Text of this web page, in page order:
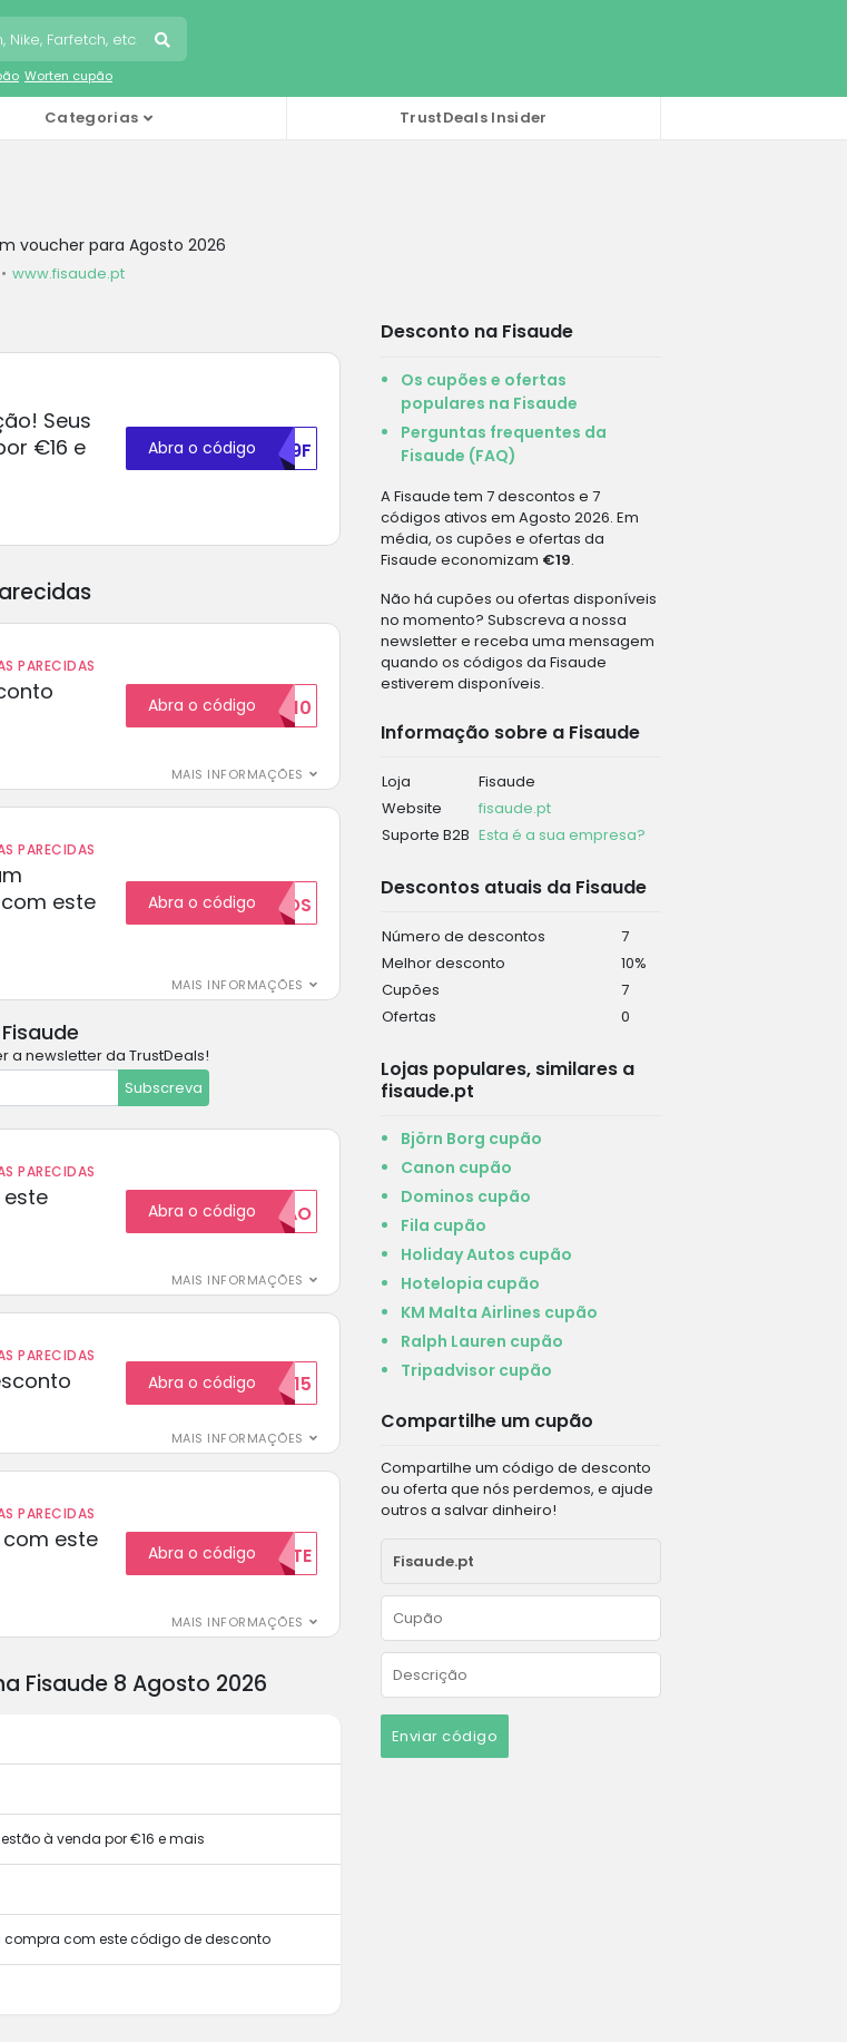
Worten cupão
Categorias TrustDeals Insider
voucher para Agosto 2026
www.fisaude.pt
Seus
€16 e
Abra o código T09F
PARECIDAS
MAIS INFORMAÇÕES
Abra o códigoBOM10
PARECIDAS
este
MAIS INFORMAÇÕES
Abra o códigoNOVOS
newsletter da TrustDeals!
Subscreva
PARECIDAS
este
MAIS INFORMAÇÕES
Abra o código20CUPAO
PARECIDAS
MAIS INFORMAÇÕES
Abra o códigoRECEBER15
PARECIDAS
este
MAIS INFORMAÇÕES
Abra o código
GRATUITAMENTE
Desconto na Fisaude
Os cupões e ofertas
populares na Fisaude
Perguntas frequentes da
Fisaude (FAQ)
A Fisaude tem 7 descontos e 7
códigos ativos em Agosto 2026. Em
média, os cupões e ofertas da
Fisaude economizam €19.
Não há cupões ou ofertas disponíveis
no momento? Subscreva a nossa
newsletter e receba uma mensagem
quando os códigos da Fisaude
estiverem disponíveis.
Informação sobre a Fisaude
Loja
Fisaude
Website
fisaude.pt
Suporte B2B Esta é a sua empresa?
Descontos atuais da Fisaude
Número de descontos
7
Melhor desconto
10%
Cupões
7
Ofertas
0
Lojas populares, similares a
fisaude.pt
Björn Borg cupão
Canon cupão
Dominos cupão
Fila cupão
Holiday Autos cupão
Hotelopia cupão
KM Malta Airlines cupão
Ralph Lauren cupão
Tripadvisor cupão
Compartilhe um cupão
Compartilhe um código de desconto
ou oferta que nós perdemos, e ajude
outros a salvar dinheiro!
Enviar código
Fisaude 8 Agosto 2026
à venda por €16 e mais
compra com este código de desconto